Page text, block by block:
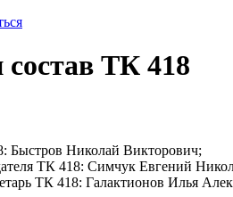
ТК 418
Быстров Николай Викторович;
ТК 418: Симчук Евгений
ТК 418: Галактионов Илья